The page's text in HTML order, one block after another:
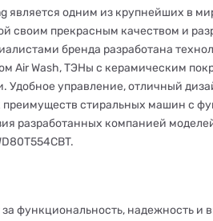
является одним из крупнейших в
своим прекрасным качеством и
бренда разработана
Air Wash, ТЭНы с керамическим
Удобное управление, отличный
преимуществ стиральных машин с
разработанных компанией
функциональность, надежность и